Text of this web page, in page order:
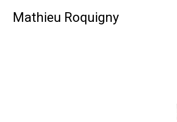
Mathieu Roquigny